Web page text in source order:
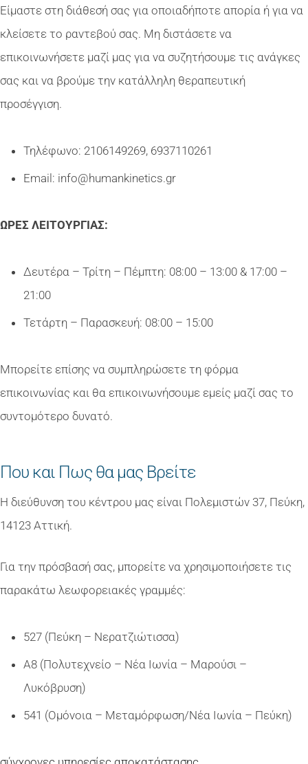
Είμαστε στη διάθεσή σας για οποιαδήποτε απορία ή για να
κλείσετε το ραντεβού σας. Μη διστάσετε να
επικοινωνήσετε μαζί μας για να συζητήσουμε τις ανάγκες
σας και να βρούμε την κατάλληλη θεραπευτική
προσέγγιση.
Τηλέφωνο: 2106149269, 6937110261
Email: info@humankinetics.gr
ΩΡΕΣ ΛΕΙΤΟΥΡΓΙΑΣ:
Δευτέρα – Τρίτη – Πέμπτη: 08:00 – 13:00 & 17:00 –
21:00
Τετάρτη – Παρασκευή: 08:00 – 15:00
Μπορείτε επίσης να συμπληρώσετε τη φόρμα
επικοινωνίας και θα επικοινωνήσουμε εμείς μαζί σας το
συντομότερο δυνατό.
Που και Πως θα μας Βρείτε
Η διεύθυνση του κέντρου μας είναι Πολεμιστών 37, Πεύκη,
14123 Αττική.
Για την πρόσβασή σας, μπορείτε να χρησιμοποιήσετε τις
παρακάτω λεωφορειακές γραμμές:
527 (Πεύκη – Νερατζιώτισσα)
Α8 (Πολυτεχνείο – Νέα Ιωνία – Μαρούσι –
Λυκόβρυση)
541 (Ομόνοια – Μεταμόρφωση/Νέα Ιωνία – Πεύκη)